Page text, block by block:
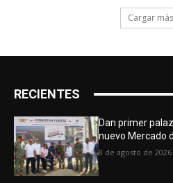
Cargar más
RECIENTES
Dan primer
nuevo Mercado
8 de agosto de 2026